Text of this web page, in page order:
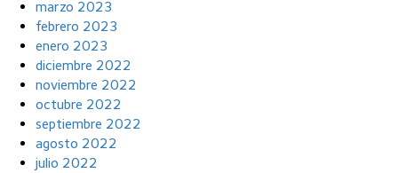
marzo 2023
febrero 2023
enero 2023
diciembre 2022
noviembre 2022
octubre 2022
septiembre 2022
agosto 2022
julio 2022